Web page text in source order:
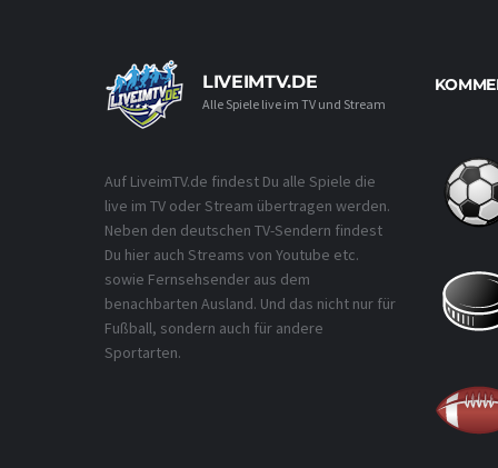
LIVEIMTV.DE
Alle Spiele live im TV und Stream
Auf LiveimTV.de findest Du alle Spiele die
live im TV oder Stream übertragen werden.
Neben den deutschen TV-Sendern findest
Du hier auch Streams von Youtube etc.
sowie Fernsehsender aus dem
benachbarten Ausland. Und das nicht nur für
Fußball, sondern auch für andere
Sportarten.